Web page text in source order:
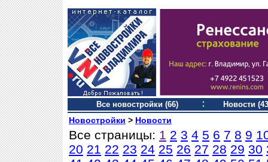
Все новостройки (66) Новости
Новостройки > Новости
Все страницы: 1 2 3 4 5 6 7 8 9
20 21 22 23 24 25 26 27 28 29 30